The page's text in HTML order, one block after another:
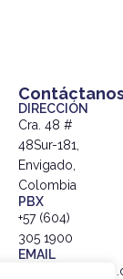
DIRECCIÓN
Cra. 48 #
48Sur-181,
Envigado,
Colombia
PBX
+57 (604)
305 1900
EMAIL